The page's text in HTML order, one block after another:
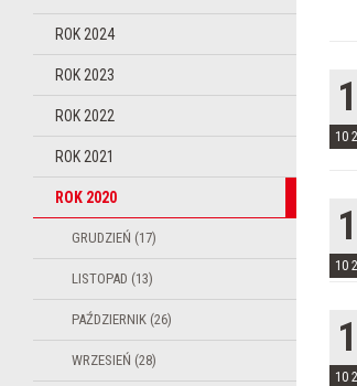
ROK 2024
ROK 2023
ROK 2022
ROK 2021
ROK 2020
GRUDZIEŃ (17)
LISTOPAD (13)
PAŹDZIERNIK (26)
WRZESIEŃ (28)
10
10
10